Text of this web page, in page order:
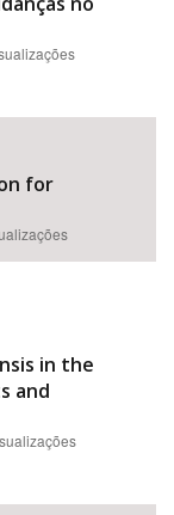
for
in the
and